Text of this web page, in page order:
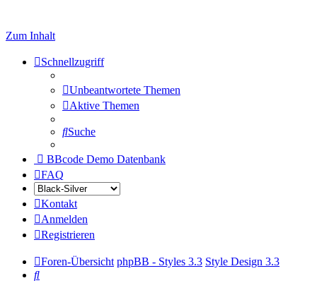
Zum Inhalt
Schnellzugriff
Unbeantwortete Themen
Aktive Themen
Suche
BBcode Demo Datenbank
FAQ
Kontakt
Anmelden
Registrieren
Foren-Übersicht phpBB - Styles 3.3 Style Design 3.3
Suche